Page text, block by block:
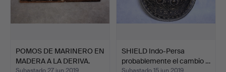
POMOS DE MARINERO EN
MADERA A LA DERIVA.
SHIELD Indo-Persa
probablemente el cambio …